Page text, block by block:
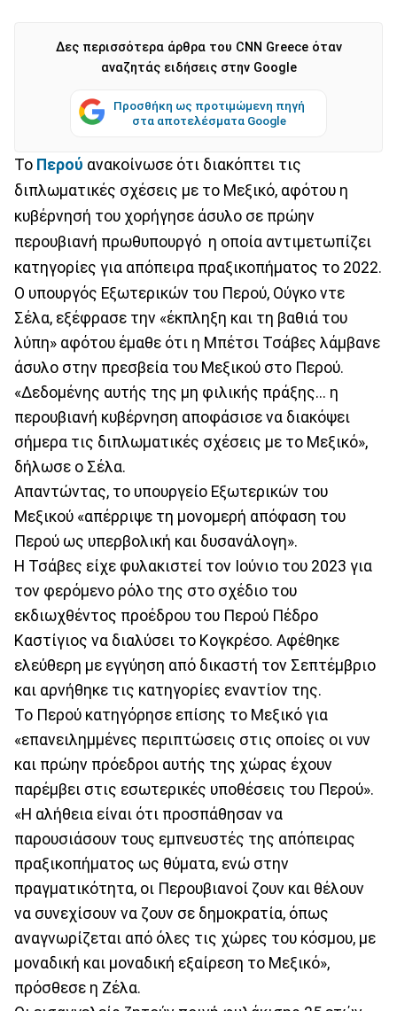
Δες περισσότερα άρθρα του CNN Greece όταν
αναζητάς ειδήσεις στην Google
Προσθήκη ως προτιμώμενη πηγή
στα αποτελέσματα Google
Το Περού ανακοίνωσε ότι διακόπτει τις
διπλωματικές σχέσεις με το Μεξικό, αφότου η
κυβέρνησή του χορήγησε άσυλο σε πρώην
περουβιανή πρωθυπουργό η οποία αντιμετωπίζει
κατηγορίες για απόπειρα πραξικοπήματος το 2022.
Ο υπουργός Εξωτερικών του Περού, Ούγκο ντε
Σέλα, εξέφρασε την «έκπληξη και τη βαθιά του
λύπη» αφότου έμαθε ότι η Μπέτσι Τσάβες λάμβανε
άσυλο στην πρεσβεία του Μεξικού στο Περού.
«Δεδομένης αυτής της μη φιλικής πράξης... η
περουβιανή κυβέρνηση αποφάσισε να διακόψει
σήμερα τις διπλωματικές σχέσεις με το Μεξικό»,
δήλωσε ο Σέλα.
Απαντώντας, το υπουργείο Εξωτερικών του
Μεξικού «απέρριψε τη μονομερή απόφαση του
Περού ως υπερβολική και δυσανάλογη».
Η Τσάβες είχε φυλακιστεί τον Ιούνιο του 2023 για
τον φερόμενο ρόλο της στο σχέδιο του
εκδιωχθέντος προέδρου του Περού Πέδρο
Καστίγιος να διαλύσει το Κογκρέσο. Αφέθηκε
ελεύθερη με εγγύηση από δικαστή τον Σεπτέμβριο
και αρνήθηκε τις κατηγορίες εναντίον της.
Το Περού κατηγόρησε επίσης το Μεξικό για
«επανειλημμένες περιπτώσεις στις οποίες οι νυν
και πρώην πρόεδροι αυτής της χώρας έχουν
παρέμβει στις εσωτερικές υποθέσεις του Περού».
«Η αλήθεια είναι ότι προσπάθησαν να
παρουσιάσουν τους εμπνευστές της απόπειρας
πραξικοπήματος ως θύματα, ενώ στην
πραγματικότητα, οι Περουβιανοί ζουν και θέλουν
να συνεχίσουν να ζουν σε δημοκρατία, όπως
αναγνωρίζεται από όλες τις χώρες του κόσμου, με
μοναδική και μοναδική εξαίρεση το Μεξικό»,
πρόσθεσε η Ζέλα.